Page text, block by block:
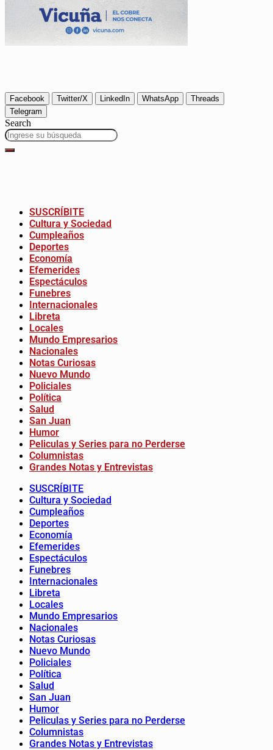
Facebook Twitter/X LinkedIn WhatsApp
Threads
Telegram
Search
SUSCRÍBITE
Cultura y Sociedad
Cumpleaños
Deportes
Economía
Efemerides
Espectáculos
Funebres
Internacionales
Libreta
Locales
Mundo Empresarios
Nacionales
Notas Curiosas
Nuevo Mundo
Policiales
Política
Salud
San Juan
Humor
Peliculas y Series para no Perderse
Columnistas
Grandes Notas y Entrevistas
SUSCRÍBITE
Cultura y Sociedad
Cumpleaños
Deportes
Economía
Efemerides
Espectáculos
Funebres
Internacionales
Libreta
Locales
Mundo Empresarios
Nacionales
Notas Curiosas
Nuevo Mundo
Policiales
Política
Salud
San Juan
Humor
Peliculas y Series para no Perderse
Columnistas
Grandes Notas y Entrevistas